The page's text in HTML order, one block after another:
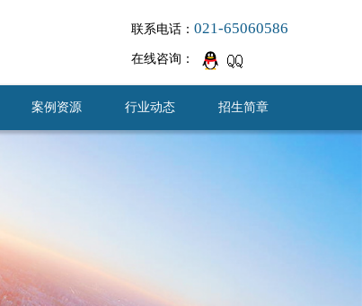
联系电话： 021-65060586
在线咨询：
案例资源 行业动态 招生简章